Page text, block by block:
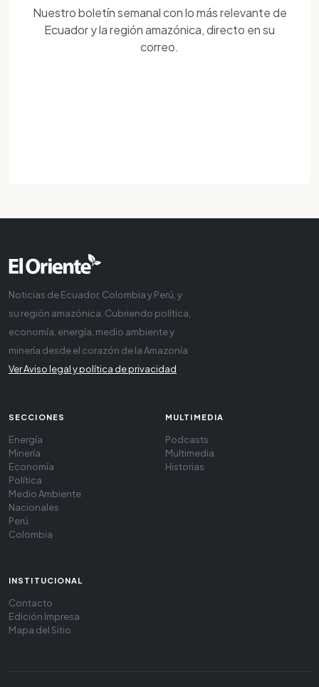
Nuestro boletín semanal con lo más relevante de
Ecuador y la región amazónica, directo en su
correo.
Noticias de Ecuador, Colombia y Perú, y
su región amazónica. Cubriendo política,
economía, energía, medio ambiente y
minería desde el corazón de la Amazonía
Ver Aviso legal y política de privacidad
SECCIONES
Energía
Minería
Economía
Política
Medio Ambiente
Nacionales
Perú
Colombia
MULTIMEDIA
Podcasts
Multimedia
Historias
INSTITUCIONAL
Contacto
Edición Impresa
Mapa del Sitio